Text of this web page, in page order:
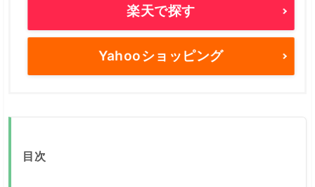
楽天で探す
Yahooショッピング
目次